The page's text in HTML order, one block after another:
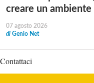
creare un
07 agosto 2026
di Genio Net
Contattaci